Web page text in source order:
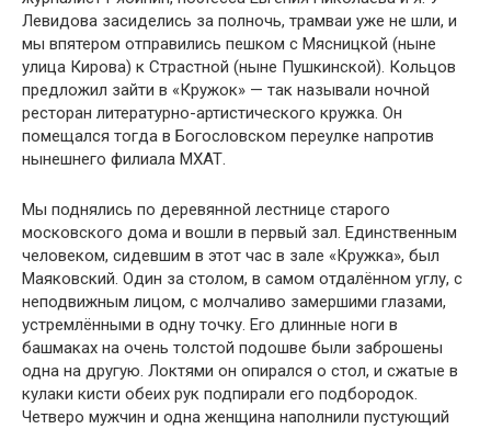
Левидова засиделись за полночь, трамваи уже не шли, и
мы впятером отправились пешком с Мясницкой (ныне
улица Кирова) к Страстной (ныне Пушкинской). Кольцов
предложил зайти в «Кружок» — так называли ночной
ресторан литературно-артистического кружка. Он
помещался тогда в Богословском переулке напротив
нынешнего филиала МХАТ.
Мы поднялись по деревянной лестнице старого
московского дома и вошли в первый зал. Единственным
человеком, сидевшим в этот час в зале «Кружка», был
Маяковский. Один за столом, в самом отдалённом углу, с
неподвижным лицом, с молчаливо замершими глазами,
устремлёнными в одну точку. Его длинные ноги в
башмаках на очень толстой подошве были заброшены
одна на другую. Локтями он опирался о стол, и сжатые в
кулаки кисти обеих рук подпирали его подбородок.
Четверо мужчин и одна женщина наполнили пустующий